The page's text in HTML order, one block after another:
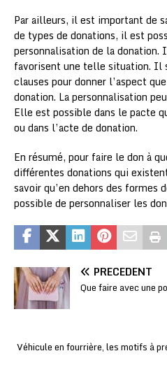
Par ailleurs, il est important de
de types de donations, il est
personnalisation de la donation.
favorisent une telle situation. Il
clauses pour donner l’aspect
donation. La personnalisation
Elle est possible dans le pacte
ou dans l’acte de donation.
En résumé, pour faire le don à
différentes donations qui
savoir qu’en dehors des formes
possible de personnaliser les
PRÉCÉDENT
Que faire avec une
Véhicule en fourrière, les motifs à